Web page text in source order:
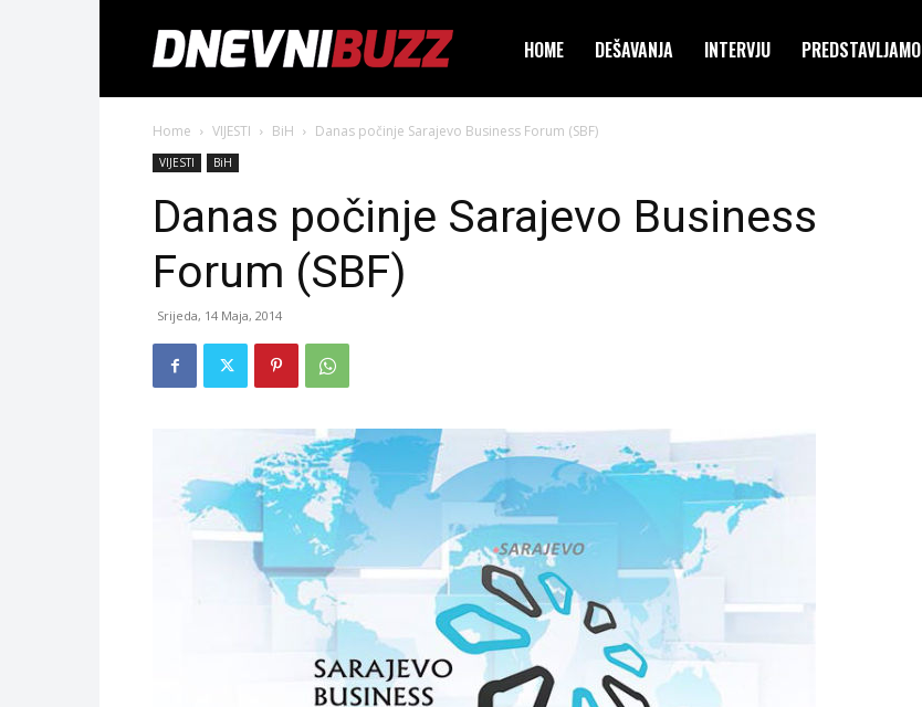
HOME DEŠAVANJA INTERVJU PREDSTAVLJAMO
Home VIJESTI BiH Danas počinje Sarajevo Business Forum (SBF)
VIJESTI BiH
Danas počinje Sarajevo Business
Forum (SBF)
Srijeda, 14 Maja, 2014